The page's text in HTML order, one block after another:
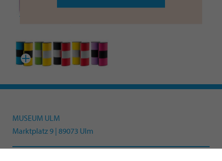
MUSEUM ULM
Marktplatz 9 | 89073 Ulm